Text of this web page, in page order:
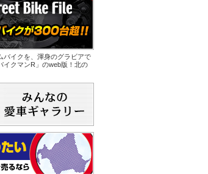
バイクを、渾身のグラビアで
イクマンR」のweb版！北の